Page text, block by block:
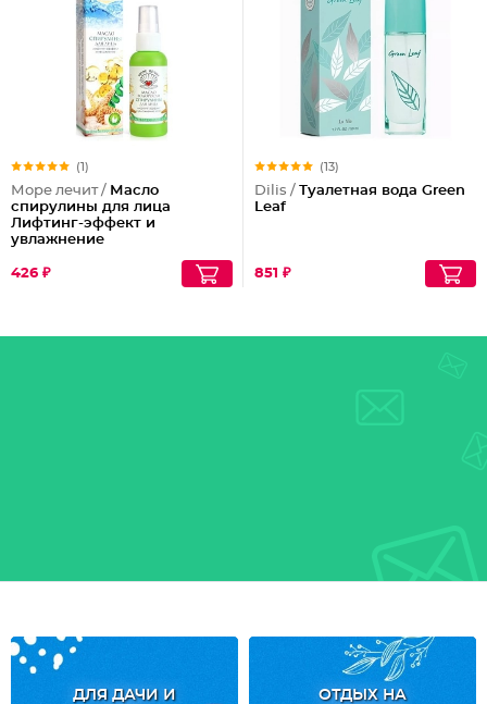
(1)
Море лечит / Масло
спирулины для лица
Лифтинг-эффект и
увлажнение
426 ₽
(13)
Dilis / Туалетная вода Green
Leaf
851 ₽
ДЛЯ ДАЧИ И
ОТДЫХ НА